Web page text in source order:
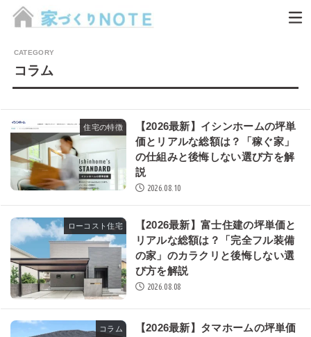
コラム
住宅の特徴
【2026最新】イシンホームの坪単
価とリアルな総額は？「稼ぐ家」
の仕組みと後悔しない選び方を解
説
2026.08.10
ローコスト住宅
【2026最新】富士住建の坪単価と
リアルな総額は？「完全フル装備
の家」のカラクリと後悔しない選
び方を解説
2026.08.08
コラム
【2026最新】タマホームの坪単価